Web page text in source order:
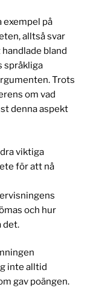
exempel på
alltså svar
bland
språkliga
Trots
om vad
denna aspekt
viktiga
för att nå
och hur
det.
inte alltid
gav poängen.